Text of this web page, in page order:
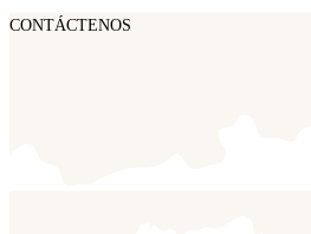
CONTÁCTENOS